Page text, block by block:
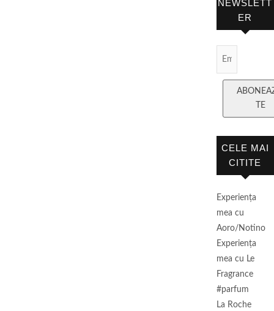
NEWSLETT
ER
TE
CELE MAI
CITITE
Experienţa
mea cu
Aoro/Notino
Experienţa
mea cu Le
Fragrance
#parfum
La Roche